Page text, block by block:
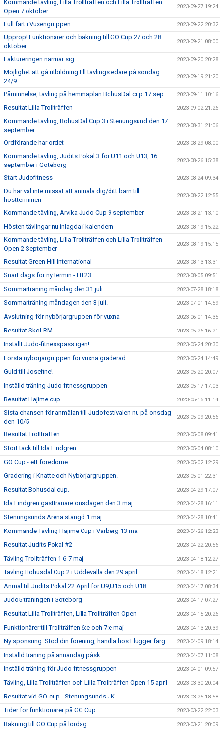
Kommande tävling, Lilla Trollträffen och Lilla Trollträffen
Open 7 oktober
2023-09-27 19:24
Full fart i Vuxengruppen 2023-09-22 20:32
Upprop! Funktionärer och bakning till GO Cup 27 och 28
oktober
2023-09-21 08:00
Faktureringen närmar sig... 2023-09-20 20:28
Möjlighet att gå utbildning till tävlingsledare på söndag
24/9
2023-09-19 21:20
Påminnelse, tävling på hemmaplan BohusDal cup 17 sep. 2023-09-11 10:16
Resultat Lilla Trollträffen 2023-09-02 21:26
Kommande tävling, BohusDal Cup 3 i Stenungsund den 17
september
2023-08-31 21:06
Ordförande har ordet 2023-08-29 08:00
Kommande tävling, Judits Pokal 3 för U11 och U13, 16
september i Göteborg
2023-08-26 15:38
Start Judofitness 2023-08-24 09:34
Du har väl inte missat att anmäla dig/ditt barn till
höstterminen
2023-08-22 12:55
Kommande tävling, Arvika Judo Cup 9 september 2023-08-21 13:10
Hösten tävlingar nu inlagda i kalendern 2023-08-19 15:22
Kommande tävling, Lilla Trollträffen och Lilla Trollträffen
Open 2 September
2023-08-19 15:15
Resultat Green Hill International 2023-08-13 13:31
Snart dags för ny termin - HT23 2023-08-05 09:51
Sommarträning måndag den 31 juli 2023-07-28 18:18
Sommarträning måndagen den 3 juli. 2023-07-01 14:59
Avslutning för nybörjargruppen för vuxna 2023-06-01 14:35
Resultat Skol-RM 2023-05-26 16:21
Inställt Judo-fitnesspass igen! 2023-05-24 20:30
Första nybörjargruppen för vuxna graderad 2023-05-24 14:49
Guld till Josefine! 2023-05-20 20:07
Inställd träning Judo-fitnessgruppen 2023-05-17 17:03
Resultat Hajime cup 2023-05-15 11:14
Sista chansen för anmälan till Judofestivalen nu på onsdag
den 10/5
2023-05-09 20:56
Resultat Trollträffen 2023-05-08 09:41
Stort tack till Ida Lindgren 2023-05-04 08:10
GO Cup - ett föredöme 2023-05-02 12:29
Gradering i Knatte och Nybörjargruppen. 2023-05-01 22:31
Resultat Bohusdal cup. 2023-04-29 17:07
Ida Lindgren gästtränare onsdagen den 3 maj 2023-04-28 16:11
Stenungsunds Arena stängd 1 maj 2023-04-28 10:41
Kommande Tävling Hajime Cup i Varberg 13 maj 2023-04-26 12:23
Resultat Judits Pokal #2 2023-04-22 20:56
Tävling Trollträffen 1 6-7 maj 2023-04-18 12:27
Tävling Bohusdal Cup 2 i Uddevalla den 29 april 2023-04-18 12:21
Anmäl till Judits Pokal 22 April för U9,U15 och U18 2023-04-17 08:34
Judo5 träningen i Göteborg 2023-04-17 07:27
Resultat Lilla Trollträffen, Lilla Trollträffen Open 2023-04-15 20:26
Funktionärer till Trollträffen 6:e och 7:e maj 2023-04-13 20:39
Ny sponsring: Stöd din förening, handla hos Flügger färg 2023-04-09 18:14
Inställd träning på annandag påsk 2023-04-07 11:08
Inställd träning för Judo-fitnessgruppen 2023-04-01 09:57
Tävling, Lilla Trollträffen och Lilla Trollträffen Open 15 april 2023-03-30 20:04
Resultat vid GO-cup - Stenungsunds JK 2023-03-25 18:58
Tider för funktionärer på GO Cup 2023-03-22 22:03
Bakning till GO Cup på lördag 2023-03-21 20:09